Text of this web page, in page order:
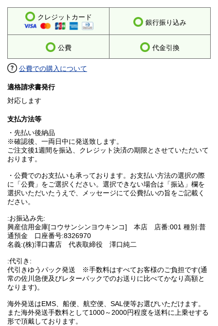
クレジットカード
銀行振り込み
公費 代金引換
公費での購入について
適格請求書発行
対応します
支払方法等
・先払い後納品
※確認後、一両日中に発送致します。
ご注文後1週間を振込、クレジット決済の期限とさせていただいて
おります。
・公費でのお支払いも承っております。お支払い方法の選択の際
に「公費」をご選択ください。選択できない場合は「振込」欄を
選択いただいたうえで、メッセージにて公費払いの旨をご記載く
ださい。
:お振込み先:
興産信用金庫[コウサンシンヨウキンコ] 本店 店番:001 種別:普
通預金 口座番号:8326970
名義:(株)澤口書店 代表取締役 澤口純二
:代引き:
代引きゆうパック発送 ※手数料はすべてお客様のご負担です(通
常の佐川急便及びレターパックでのお送りに比べてかなり高額と
なります)。
海外発送はEMS、船便、航空便、SAL便等お選びいただけます。
また海外発送手数料として1000～2000円程度を送料に上乗せする
形で頂戴しております。